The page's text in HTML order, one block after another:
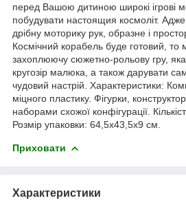
перед Вашою дитиною широкі ігрові
побудувати настоящия космоліт. Адже
дрібну моторику рук, образне і
Космічний корабель буде готовий,
захоплюючу сюжетно-рольову гру,
кругозір малюка, а також дарувати
чудовий настрій. Характеристики:
міцного пластику. Фігурки,
наборами схожої конфігурації.
Розмір упаковки: 64,5х43,5х9 см.
Приховати
Характеристики